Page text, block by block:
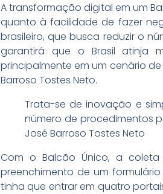
A transformação digital em um
quanto à facilidade de fazer
brasileiro, que busca reduzir o
garantirá que o Brasil atinja
principalmente em um cenário
Barroso Tostes Neto.
Trata-se de inovação e
número de procedimentos
José Barroso Tostes Neto
Com o Balcão Único, a
preenchimento de um
tinha que entrar em quatro